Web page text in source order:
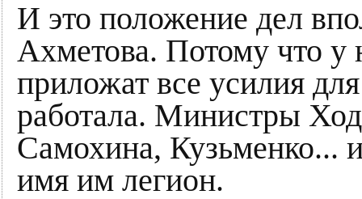
И это положение дел
Ахметова. Потому что у
приложат все усилия
работала. Министры
Самохина, Кузьменко...
имя им легион.